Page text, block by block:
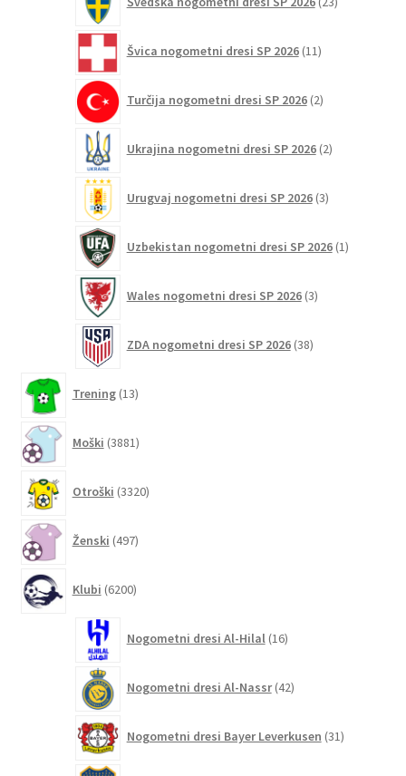
izdelkov
Švica nogometni dresi SP 2026 11izdelkov
Turčija nogometni dresi SP 2026 2izdelka
Ukrajina nogometni dresi SP 2026 2izdelka
Urugvaj nogometni dresi SP 2026 3izdelki
Uzbekistan nogometni dresi SP 2026 1izdelek
Wales nogometni dresi SP 2026 3izdelki
ZDA nogometni dresi SP 2026 38izdelkov
Trening 13izdelkov
Moški 3881izdelkov
Otroški 3320izdelkov
Ženski 497izdelkov
Klubi 6200izdelkov
Nogometni dresi Al-Hilal 16izdelkov
Nogometni dresi Al-Nassr 42izdelkov
Nogometni dresi Bayer Leverkusen 31izdelkov